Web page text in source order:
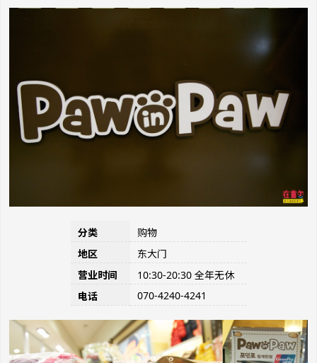
分类
购物
地区
东大门
营业时间
10:30-20:30 全年无休
电话
070-4240-4241